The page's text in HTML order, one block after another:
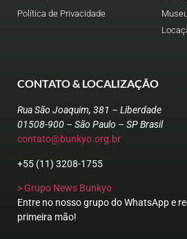
Política de Privacidade
CONTATO & LOCALIZAÇÃO
Rua São Joaquim, 381 – Liberdade
01508-900 – São Paulo – SP Brasil
contato@bunkyo.org.br
+55 (11) 3208-1755
> Grupo News Bunkyo
Entre no nosso grupo do WhatsApp e
primeira mão!